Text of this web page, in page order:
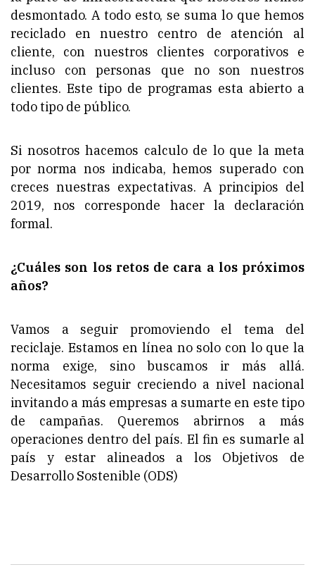
desmontado. A todo esto, se suma lo que hemos
reciclado en nuestro centro de atención al
cliente, con nuestros clientes corporativos e
incluso con personas que no son nuestros
clientes. Este tipo de programas esta abierto a
todo tipo de público.
Si nosotros hacemos calculo de lo que la meta
por norma nos indicaba, hemos superado con
creces nuestras expectativas. A principios del
2019, nos corresponde hacer la declaración
formal.
¿Cuáles son los retos de cara a los próximos
años?
Vamos a seguir promoviendo el tema del
reciclaje. Estamos en línea no solo con lo que la
norma exige, sino buscamos ir más allá.
Necesitamos seguir creciendo a nivel nacional
invitando a más empresas a sumarte en este tipo
de campañas. Queremos abrirnos a más
operaciones dentro del país. El fin es sumarle al
país y estar alineados a los Objetivos de
Desarrollo Sostenible (ODS)